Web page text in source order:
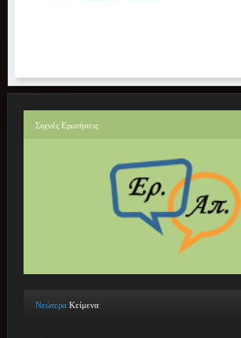
Συχνές Ερωτήσεις
Νεώτερα Κείμενα